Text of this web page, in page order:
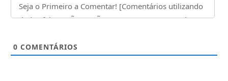
0 COMENTÁRIOS